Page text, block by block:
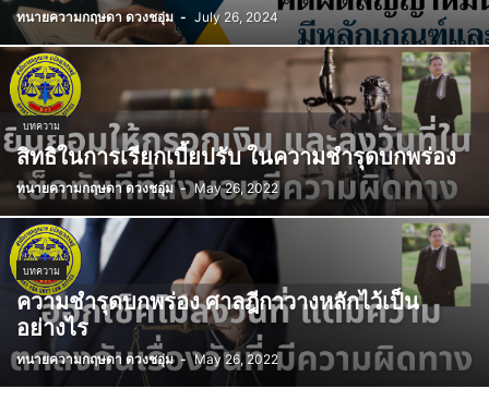
รับสมัครพนักงาน ศูนย์อำนวยการเลือกตั้ง สาระน่ารู้ สำนักฝึกอบรมวิชาว่าความ
สิทธิประโยชน์ทนายความ เรื่องทั่วไป แรงงาน
ทนายความกฤษดา ดวงชอุ่ม - July 26, 2024
บทความ
สิทธิในการเรียกเบี้ยปรับ ในความชำรุดบกพร่อง
ทนายความกฤษดา ดวงชอุ่ม - May 26, 2022
บทความ
ความชำรุดบกพร่อง ศาลฎีกาวางหลักไว้เป็น
อย่างไร
ทนายความกฤษดา ดวงชอุ่ม - May 26, 2022